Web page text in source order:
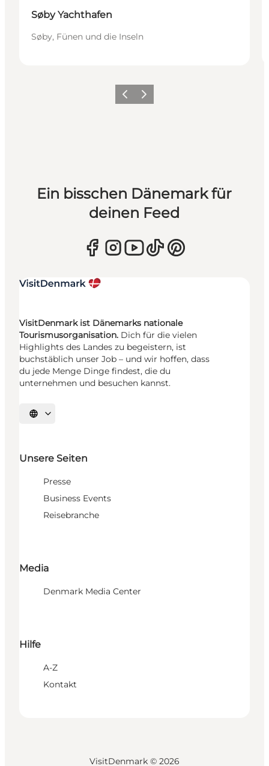
Søby Yachthafen
Søby, Fünen und die Inseln
ZurückWeiter
Ein bisschen Dänemark für
deinen Feed
VisitDenmark ist Dänemarks nationale
Tourismusorganisation. Dich für die vielen
Highlights des Landes zu begeistern, ist
buchstäblich unser Job – und wir hoffen, dass
du jede Menge Dinge findest, die du
unternehmen und besuchen kannst.
Sprache auswählen
Unsere Seiten
Presse
Business Events
Reisebranche
Media
Denmark Media Center
Hilfe
A-Z
Kontakt
VisitDenmark © 2026